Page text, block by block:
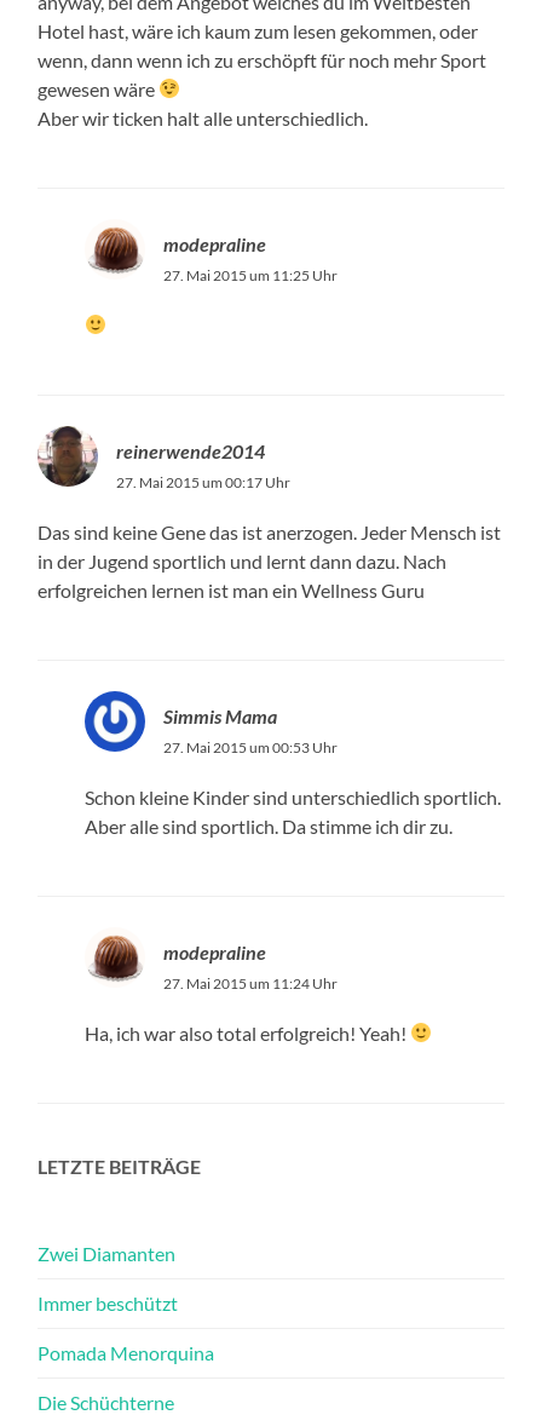
Hotel hast, wäre ich kaum zum lesen gekommen, oder
wenn, dann wenn ich zu erschöpft für noch mehr Sport
gewesen wäre
Aber wir ticken halt alle unterschiedlich.
modepraline
27. Mai 2015 um 11:25 Uhr
reinerwende2014
27. Mai 2015 um 00:17 Uhr
Das sind keine Gene das ist anerzogen. Jeder Mensch ist
in der Jugend sportlich und lernt dann dazu. Nach
erfolgreichen lernen ist man ein Wellness Guru
Simmis Mama
27. Mai 2015 um 00:53 Uhr
Schon kleine Kinder sind unterschiedlich sportlich.
Aber alle sind sportlich. Da stimme ich dir zu.
modepraline
27. Mai 2015 um 11:24 Uhr
Ha, ich war also total erfolgreich! Yeah!
LETZTE BEITRÄGE
Zwei Diamanten
Immer beschützt
Pomada Menorquina
Die Schüchterne